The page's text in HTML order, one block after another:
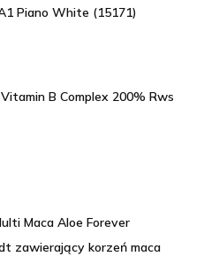
Piano White (15171)
B Complex 200% Rws
Maca Aloe Forever
zawierający korzeń maca